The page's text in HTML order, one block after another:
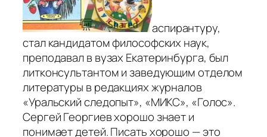
аспирантуру,
стал кандидатом философских наук,
преподавал в вузах Екатеринбурга, был
литконсультантом и заведующим отделом
литературы в редакциях журналов
«Уральский следопыт», «МИКС», «Голос».
Сергей Георгиев хорошо знает и
понимает детей. Писать хорошо — это